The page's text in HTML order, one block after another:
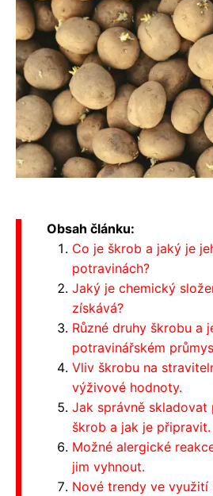
Obsah článku:
Co je škrob a jaký je
potravinách?
Jaký je chemický
získává?
Různé druhy škrobu a
potravinářském
Vliv škrobu na
výživové hodnoty.
Jak správně
škrob a jak je připravit.
Možné alergické
jim vyhnout.
Nové trendy ve využití